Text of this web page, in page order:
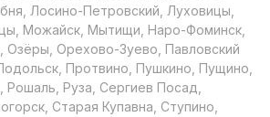
Лосино-Петровский, Луховицы,
Можайск, Мытищи, Наро-Фоминск,
Озёры, Орехово-Зуево, Павловский
Протвино, Пушкино, Пущино,
Рошаль, Руза, Сергиев Посад,
Старая Купавна, Ступино,